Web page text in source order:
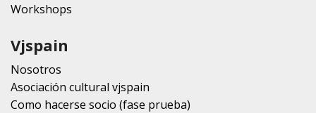
Workshops
Vjspain
Nosotros
Asociación cultural vjspain
Como hacerse socio (fase prueba)